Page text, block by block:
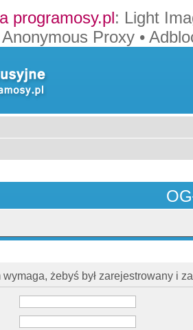
programosy.pl: Light
Proxy •
żebyś był zarejestrowany i